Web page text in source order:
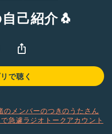
己紹介🐧
で聴く
メンバーのつきのうたさん
急遽ラジオトークアカウント